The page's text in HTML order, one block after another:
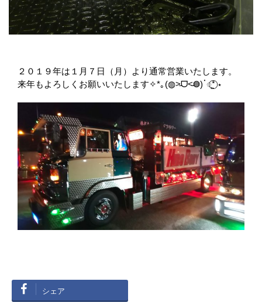
２０１９年は１月７日（月）より通常営業いたします。
来年もよろしくお願いいたします✧*｡(◍˃̵ᗜ˂̵◍)ॱ◌̥*⃝̣ ⋆
シェア